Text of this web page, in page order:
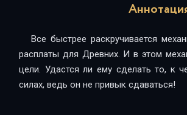
Все быстрее раскручивается
расплаты для Древних. И в этом
цели. Удастся ли ему сделать то, к
силах, ведь он не привык сдаваться!